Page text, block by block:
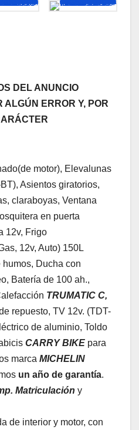
DEL ANUNCIO
ALGÚN ERROR Y, POR
motor), Elevalunas
Asientos giratorios,
claraboyas, Ventana
en puerta
12v, Frigo
12v, Auto) 150L
Ducha con
Batería de 100 ah.,
TRUMATIC C,
repuesto, TV 12v. (TDT-
de aluminio, Toldo
CARRY BIKE para
marca MICHELIN
un año de garantía.
Matriculación y
de interior y motor, con